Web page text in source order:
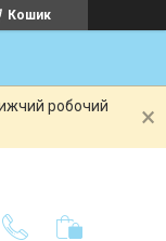
Кошик
робочий